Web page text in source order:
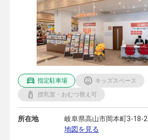
指定駐車場
キッズスペース
授乳室・おむつ替え可
所在地
岐阜県高山市岡本町3-18-2
地図を見る